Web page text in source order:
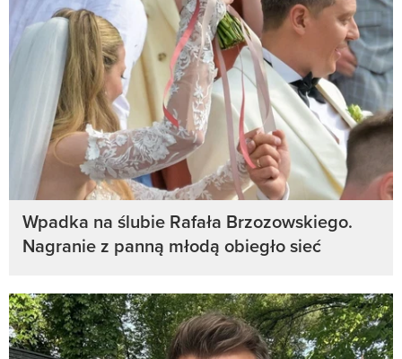
Wpadka na ślubie Rafała Brzozowskiego.
Nagranie z panną młodą obiegło sieć